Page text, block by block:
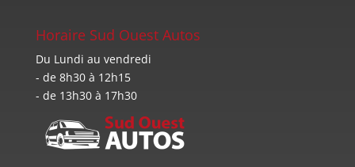
Horaire Sud Ouest Autos
Du Lundi au vendredi
- de 8h30 à 12h15
- de 13h30 à 17h30